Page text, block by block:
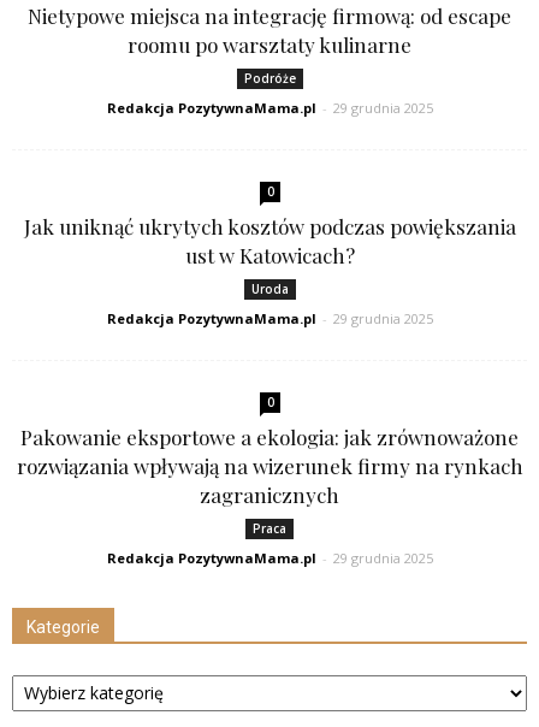
Nietypowe miejsca na integrację firmową: od escape
roomu po warsztaty kulinarne
Podróże
Redakcja PozytywnaMama.pl - 29 grudnia 2025
0
Jak uniknąć ukrytych kosztów podczas powiększania
ust w Katowicach?
Uroda
Redakcja PozytywnaMama.pl - 29 grudnia 2025
0
Pakowanie eksportowe a ekologia: jak zrównoważone
rozwiązania wpływają na wizerunek firmy na rynkach
zagranicznych
Praca
Redakcja PozytywnaMama.pl - 29 grudnia 2025
Kategorie
Kategorie